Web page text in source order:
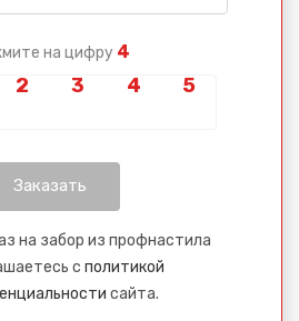
на цифру 4
на забор из профнастила
с политикой
сайта.